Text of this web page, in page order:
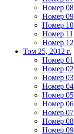
Номер 08
Номер 09
Номер 10
Номер 11
Номер 12
Том 25, 2012 г.
Номер 01
Номер 02
Номер 03
Номер 04
Номер 05
Номер 06
Номер 07
Номер 08
Номер 09